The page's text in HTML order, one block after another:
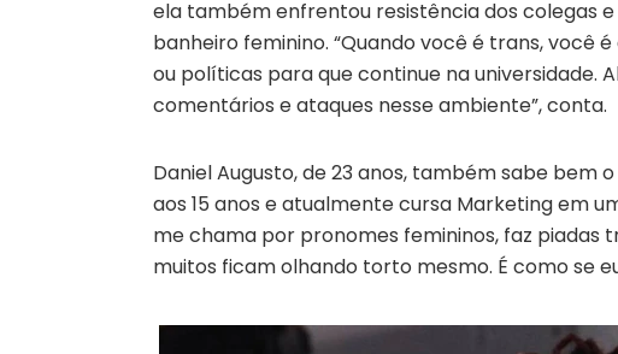
ela também enfrentou resistência dos colegas
banheiro feminino. “Quando você é trans, você
ou políticas para que continue na universidade.
comentários e ataques nesse ambiente”, conta.
Daniel Augusto, de 23 anos, também sabe bem
aos 15 anos e atualmente cursa Marketing em
me chama por pronomes femininos, faz piadas
muitos ficam olhando torto mesmo. É como se